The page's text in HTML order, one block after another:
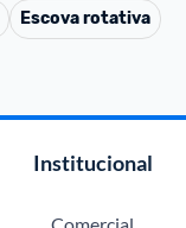
Escova rotativa
Institucional